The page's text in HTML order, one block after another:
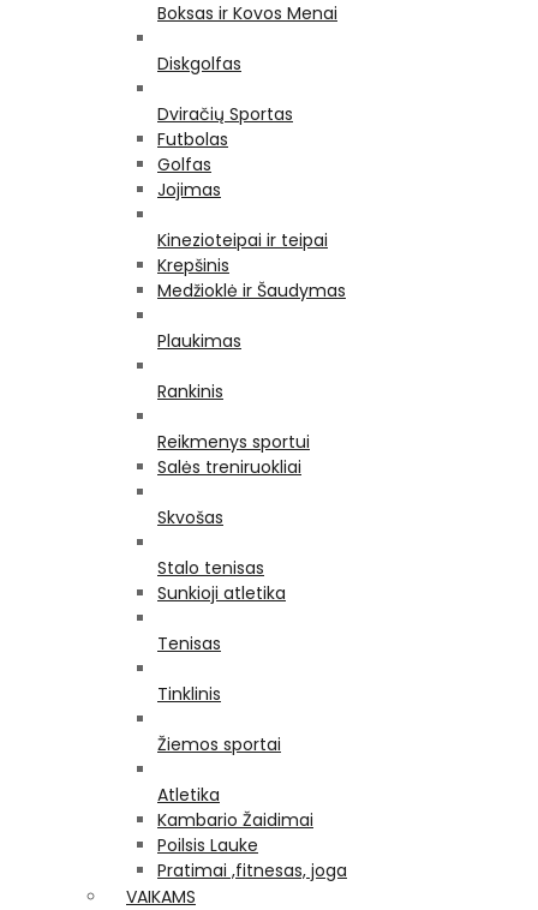
Boksas ir Kovos Menai
Diskgolfas
Dviračių Sportas
Futbolas
Golfas
Jojimas
Kinezioteipai ir teipai
Krepšinis
Medžioklė ir Šaudymas
Plaukimas
Rankinis
Reikmenys sportui
Salės treniruokliai
Skvošas
Stalo tenisas
Sunkioji atletika
Tenisas
Tinklinis
Žiemos sportai
Atletika
Kambario Žaidimai
Poilsis Lauke
Pratimai ,fitnesas, joga
VAIKAMS